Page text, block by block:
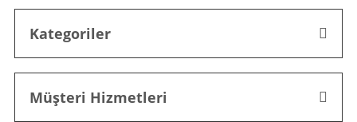
Kategoriler
Müşteri Hizmetleri